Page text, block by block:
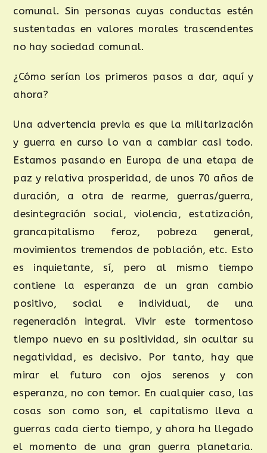
comunal. Sin personas cuyas conductas estén
sustentadas en valores morales trascendentes
no hay sociedad comunal.
¿Cómo serían los primeros pasos a dar, aquí y
ahora?
Una advertencia previa es que la militarización
y guerra en curso lo van a cambiar casi todo.
Estamos pasando en Europa de una etapa de
paz y relativa prosperidad, de unos 70 años de
duración, a otra de rearme, guerras/guerra,
desintegración social, violencia, estatización,
grancapitalismo feroz, pobreza general,
movimientos tremendos de población, etc. Esto
es inquietante, sí, pero al mismo tiempo
contiene la esperanza de un gran cambio
positivo, social e individual, de una
regeneración integral. Vivir este tormentoso
tiempo nuevo en su positividad, sin ocultar su
negatividad, es decisivo. Por tanto, hay que
mirar el futuro con ojos serenos y con
esperanza, no con temor. En cualquier caso, las
cosas son como son, el capitalismo lleva a
guerras cada cierto tiempo, y ahora ha llegado
el momento de una gran guerra planetaria.